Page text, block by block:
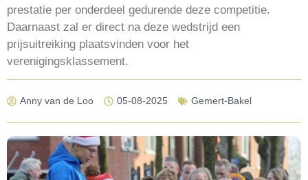
prestatie per onderdeel gedurende deze competitie.
Daarnaast zal er direct na deze wedstrijd een
prijsuitreiking plaatsvinden voor het
verenigingsklassement.
Anny van de Loo 05-08-2025 Gemert-Bakel